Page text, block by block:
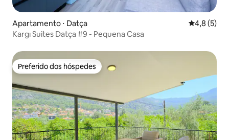
Apartamento ⋅ Datça 4,8 de
4,8 (5)
Kargı Suites Datça #9 - Pequena Casa
Preferido dos hóspedes
Preferido dos hóspedes